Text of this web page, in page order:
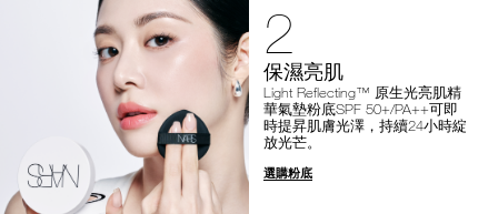
2
保濕亮肌
Light Reflecting™ 原生光亮肌精
華氣墊粉底SPF 50+/PA++可即
時提昇肌膚光澤，持續24小時綻
放光芒。
選購粉底